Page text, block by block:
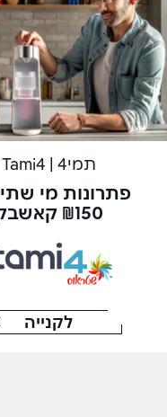
תמי4 | Tami4
פתרונות מי
₪150 קאשבק
לקנייה